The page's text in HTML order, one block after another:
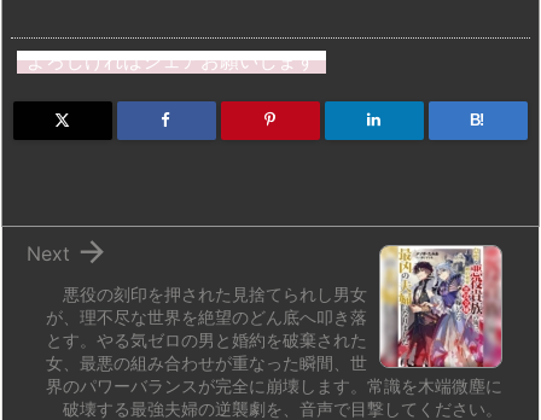
st
o
d
e
s
k
e
a
d
m
bl
r
b
o
ar
n
dr
o
よろしければシェアお願いします
B!
悪役の刻印を押された見捨てられし男女
が、理不尽な世界を絶望のどん底へ叩き落
とす。やる気ゼロの男と婚約を破棄された
女、最悪の組み合わせが重なった瞬間、世
界のパワーバランスが完全に崩壊します。常識を木端微塵に
破壊する最強夫婦の逆襲劇を、音声で目撃してください。

Next